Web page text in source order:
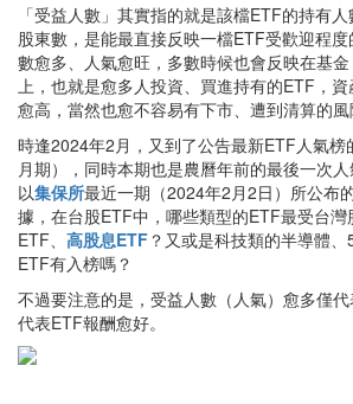
「受益人數」其實指的就是該檔ETF的持有
股東數，是能最直接反映一檔ETF受歡迎程
數愈多、人氣愈旺，多數時候也會反映在基
上，也就是愈多人投資、買進持有的ETF，
愈高，當然也愈不容易有下市、遭到清算的風
時逢2024年2月，又到了公告最新ETF人氣榜
月期），同時本期也是農曆年前的最後一次
以集保所最近一期（2024年2月2日）所公布
據，在台股ETF中，哪些類型的ETF最受台
ETF、 高股息ETF ？又或是科技類的半導體
ETF有入榜嗎？
不過要注意的是，受益人數（人氣）愈多僅
代表ETF報酬愈好。